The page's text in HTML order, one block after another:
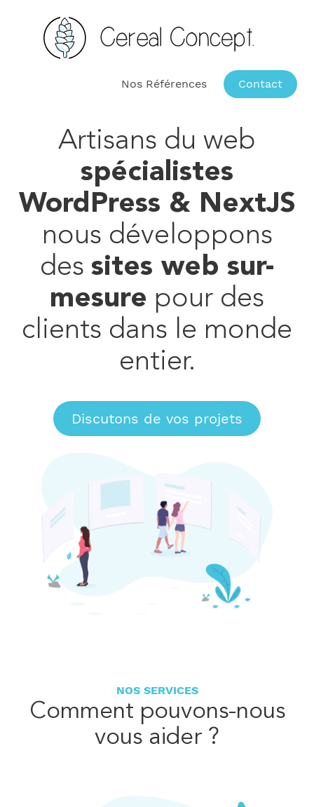
Nos Références Contact
Artisans du web
spécialistes
WordPress & NextJS
nous développons
des sites web sur-
mesure pour des
clients dans le monde
entier.
Discutons de vos projets
NOS SERVICES
Comment pouvons-nous
vous aider ?